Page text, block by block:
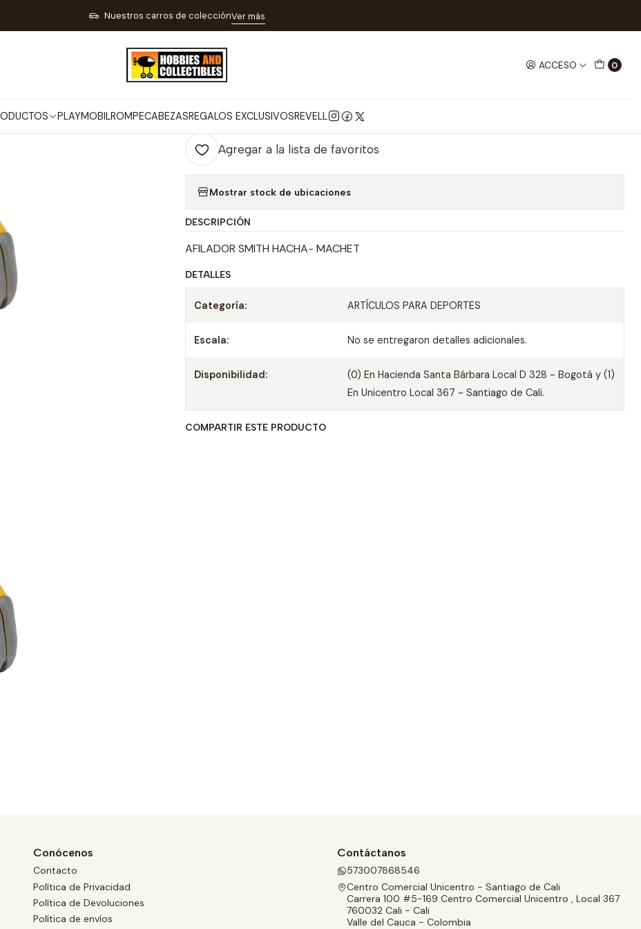
ACCESO 0
PLAYMOBILROMPECABEZASREGALOS EXCLUSIVOSREVELL
Nuestros carros de colecciónVer más
PARA TIRO DEPORTIVO PESCA Y CAMPING NAVAJAS TIJERAS Y CUCHILLOS
|
AFILADOR SMITH HACHA- MACHETE
Cantidad
Comprar ahora
Agregar a la lista de favoritos
Mostrar stock de ubicaciones
DESCRIPCIÓN
AFILADOR SMITH HACHA- MACHET
DETALLES
Categoría: ARTÍCULOS PARA DEPORTES
Escala: No se entregaron detalles adicionales.
Disponibilidad:
(0) En Hacienda Santa Bárbara Local D 328 - Bogotá y (1)
En Unicentro Local 367 - Santiago de Cali.
COMPARTIR ESTE PRODUCTO
Conócenos
Contacto
Política de Privacidad
Política de Devoluciones
Política de envíos
Contáctanos
573007868546
Centro Comercial Unicentro - Santiago de Cali
Carrera 100 #5-169 Centro Comercial Unicentro , Local 367
760032 Cali - Cali
Valle del Cauca - Colombia